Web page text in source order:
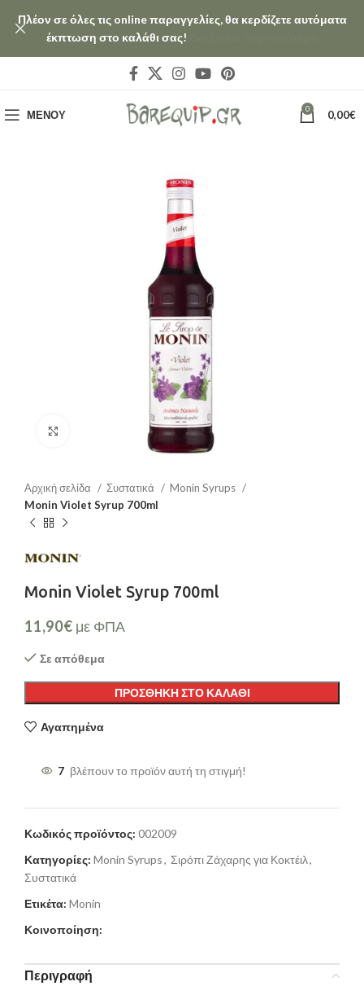
ΜΕΝΟΎ 0 0,00€
Αρχική σελίδα Συστατικά
Monin Syrups
Monin Violet Syrup 700ml
Monin Violet Syrup 700ml
11,90€ με ΦΠΑ
Σε απόθεμα
ΠΡΟΣΘΉΚΗ ΣΤΟ ΚΑΛΆΘΙ
Αγαπημένα
7 βλέπουν το προϊόν αυτή τη στιγμή!
Κωδικός προϊόντος: 002009
Κατηγορίες: Monin Syrups, Σιρόπι Ζάχαρης για Κοκτέιλ,
Συστατικά
Ετικέτα: Monin
Κοινοποίηση:
Περιγραφή
Πλέον σε όλες τις online παραγγελίες, θα κερδίζετε αυτόματα
έκπτωση στο καλάθι σας!